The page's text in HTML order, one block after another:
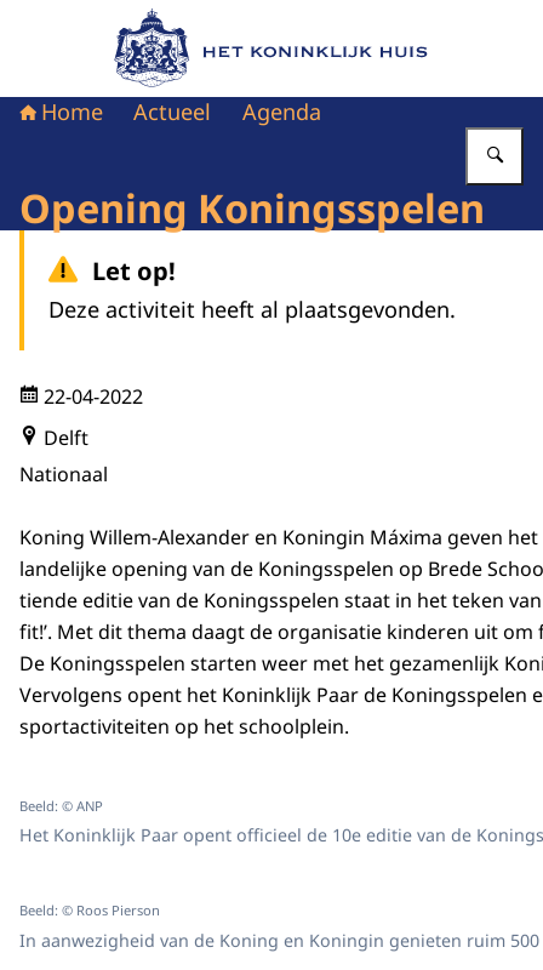
Naar de homepage van Het Koninklijk Huis
Home Actueel Agenda
Opening Koningsspelen
Let op!
Deze activiteit heeft al plaatsgevonden.
22-04-2022
Delft
Nationaal
Koning Willem-Alexander en Koningin Máxima geven
landelijke opening van de Koningsspelen op Brede
tiende editie van de Koningsspelen staat in het teken
fit!’. Met dit thema daagt de organisatie kinderen uit
De Koningsspelen starten weer met het gezamenlijk
Vervolgens opent het Koninklijk Paar de Koningsspelen
sportactiviteiten op het schoolplein.
Beeld: © ANP
Het Koninklijk Paar opent officieel de 10e editie van de
Beeld: © Roos Pierson
In aanwezigheid van de Koning en Koningin genieten ruim